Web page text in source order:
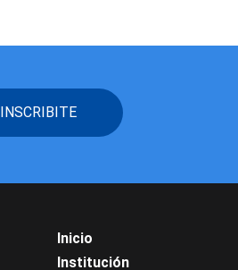
INSCRIBITE
Inicio
Institución